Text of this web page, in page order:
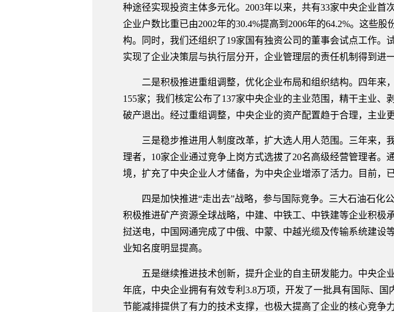
种途径实现投资主体多元化。2003年以来，共有33家中央企业
企业户数比重已由2002年的30.4%提高到2006年的64.2%。这些
构。同时，我们还组织了19家国有独资公司的董事会试点工作。
实现了企业决策层与执行层分开，企业管理层的责任机制得到进一
二是积极推进重组调整，优化企业布局和组织结构。四年来
155家；我们核定公布了137家中央企业的主业范围，精干主业
破产退出。经过重组调整，中央企业的资产配置趋于合理，主业
三是稳步推进用人制度改革，扩大选人用人范围。三年来，
理者，10家企业通过竞争上岗方式选拔了20名高级经营管理者
境，扩充了中央企业人才储备，为中央企业增添了活力。目前，
四是加快推进“走出去”战略，参与国际竞争。三大石油石化
积极推进矿产资源全球战略，中建、中铁工、中铁建等企业积
挝送电，中国网通完成了中俄、中蒙、中越光缆及传输系统建设
业知名度明显提高。
五是继续推进技术创新，提升企业的自主研发能力。中央企业
年底，中央企业拥有有效专利3.8万项，开发了一批具有国际、
节能减排提供了有力的技术支撑，也极大提高了企业的核心竞争力